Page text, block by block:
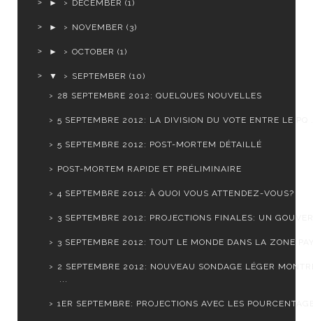
►
DECEMBER (1)
► NOVEMBER (3)
► OCTOBER (1)
▼ SEPTEMBER (10)
28 SEPTEMBRE 2012: QUELQUES NOUVELLES
5 SEPTEMBRE 2012: LA DIVISION DU VOTE ENTRE LE PQ
5 SEPTEMBRE 2012: POST-MORTEM DÉTAILLÉ
POST-MORTEM RAPIDE ET PRÉLIMINAIRE
4 SEPTEMBRE 2012: À QUOI VOUS ATTENDEZ-VOUS?
3 SEPTEMBRE 2012: PROJECTIONS FINALES: UN
3 SEPTEMBRE 2012: TOUT LE MONDE DANS LA ZONE
2 SEPTEMBRE 2012: NOUVEAU SONDAGE LÉGER
...
1ER SEPTEMBRE: PROJECTIONS AVEC LES